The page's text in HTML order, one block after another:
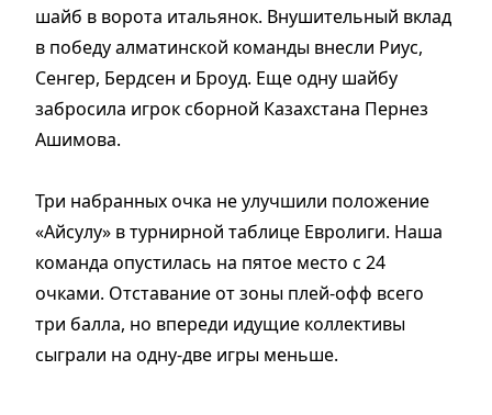
шайб в ворота итальянок. Внушительный вклад
в победу алматинской команды внесли Риус,
Сенгер, Бердсен и Броуд. Еще одну шайбу
забросила игрок сборной Казахстана Пернез
Ашимова.
Три набранных очка не улучшили положение
«Айсулу» в турнирной таблице Евролиги. Наша
команда опустилась на пятое место с 24
очками. Отставание от зоны плей-офф всего
три балла, но впереди идущие коллективы
сыграли на одну-две игры меньше.